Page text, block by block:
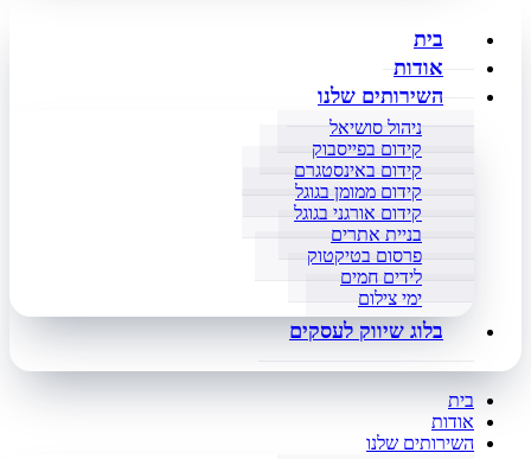
בית
אודות
השירותים שלנו
ניהול סושיאל
קידום בפייסבוק
קידום באינסטגרם
קידום ממומן בגוגל
קידום אורגני בגוגל
בניית אתרים
פרסום בטיקטוק
לידים חמים
ימי צילום
בלוג שיווק לעסקים
בית
אודות
השירותים שלנו